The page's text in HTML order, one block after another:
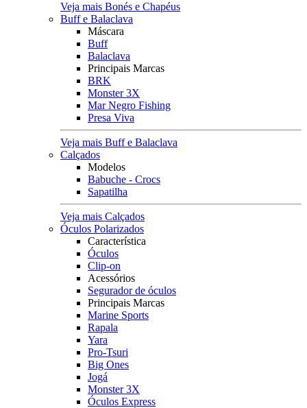
Veja mais Bonés e Chapéus
Buff e Balaclava
Máscara
Buff
Balaclava
Principais Marcas
BRK
Monster 3X
Mar Negro Fishing
Presa Viva
Veja mais Buff e Balaclava
Calçados
Modelos
Babuche - Crocs
Sapatilha
Veja mais Calçados
Óculos Polarizados
Característica
Óculos
Clip-on
Acessórios
Segurador de óculos
Principais Marcas
Marine Sports
Rapala
Yara
Pro-Tsuri
Big Ones
Jogá
Monster 3X
Óculos Express